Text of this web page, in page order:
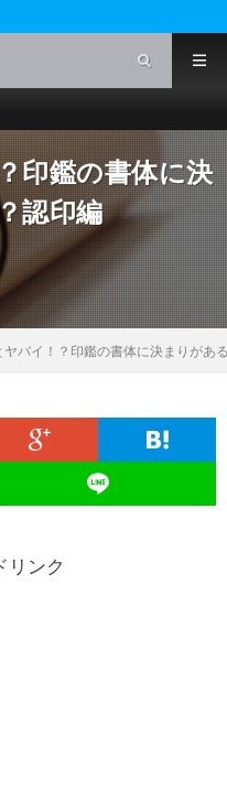
印鑑の書体に決
認印編
ヤバイ！？印鑑の書体に決まりがあ
リンク